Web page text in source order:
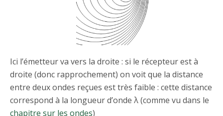
Ici l’émetteur va vers la droite : si le récepteur est à
droite (donc rapprochement) on voit que la distance
entre deux ondes reçues est très faible : cette distance
correspond à la longueur d’onde λ (comme vu dans le
chapitre sur les ondes)